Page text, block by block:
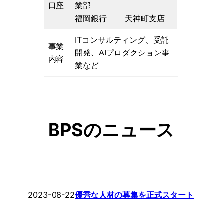
口座
業部
福岡銀行 天神町支店
事業
内容
ITコンサルティング、受託
開発、AIプロダクション事
業など
BPSのニュース
2023-08-22優秀な人材の募集を正式スタート